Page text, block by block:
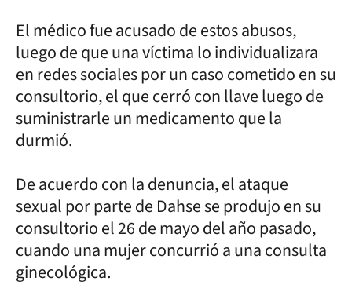
El médico fue acusado de estos abusos,
luego de que una víctima lo individualizara
en redes sociales por un caso cometido en su
consultorio, el que cerró con llave luego de
suministrarle un medicamento que la
durmió.
De acuerdo con la denuncia, el ataque
sexual por parte de Dahse se produjo en su
consultorio el 26 de mayo del año pasado,
cuando una mujer concurrió a una consulta
ginecológica.